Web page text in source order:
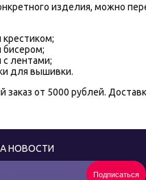
изделия, можно
крестиком;
бисером;
с лентами;
для вышивки.
от 5000 рублей.
НОВОСТИ
Подписаться